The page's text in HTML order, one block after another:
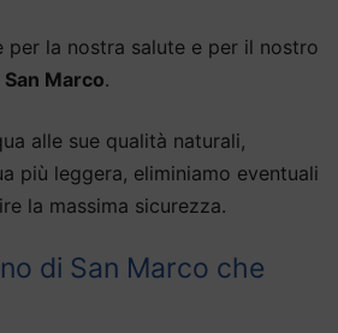
per la nostra salute e per il nostro
Marco.
alle sue qualità naturali,
più leggera, eliminiamo eventuali
la massima sicurezza.
di San Marco che